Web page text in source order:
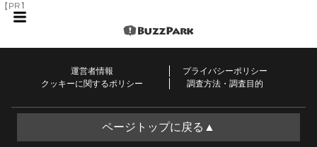
【PR】
運営者情報
プライバシーポリシー
クッキーに関するポリシー
調査方法・調査目的
ページトップに戻る▲